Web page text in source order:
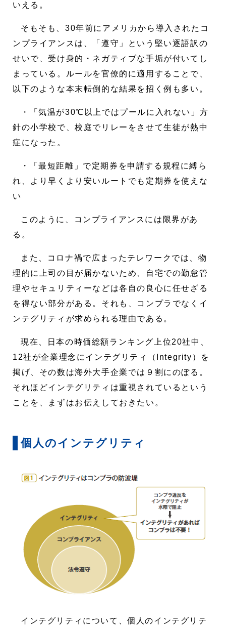
いえる。
そもそも、30年前にアメリカから導入されたコ
ンプライアンスは、「遵守」という堅い逐語訳の
せいで、受け身的・ネガティブな手垢が付いてし
まっている。ルールを官僚的に適用することで、
以下のような本末転倒的な結果を招く例も多い。
・「気温が30℃以上ではプールに入れない」方
針の小学校で、校庭でリレーをさせて生徒が熱中
症になった。
・「最短距離」で定期券を申請する規程に縛ら
れ、より早くより安いルートでも定期券を使えな
い
このように、コンプライアンスには限界があ
る。
また、コロナ禍で広まったテレワークでは、物
理的に上司の目が届かないため、自宅での勤怠管
理やセキュリティーなどは各自の良心に任せざる
を得ない部分がある。それも、コンプラでなくイ
ンテグリティが求められる理由である。
現在、日本の時価総額ランキング上位20社中、
12社が企業理念にインテグリティ（Integrity）を
掲げ、その数は海外大手企業では９割にのぼる。
それほどインテグリティは重視されているという
ことを、まずはお伝えしておきたい。
個人のインテグリティ
インテグリティについて、個人のインテグリテ